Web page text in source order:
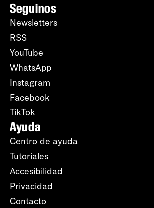
Seguinos
Newsletters
RSS
YouTube
WhatsApp
Instagram
Facebook
TikTok
Ayuda
Centro de ayuda
Tutoriales
Accesibilidad
Privacidad
Contacto